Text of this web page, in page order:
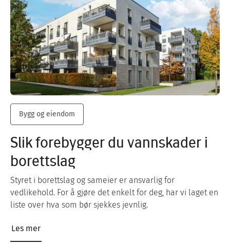
Bygg og eiendom
Slik forebygger du vannskader i
borettslag
Styret i borettslag og sameier er ansvarlig for
vedlikehold. For å gjøre det enkelt for deg, har vi laget en
liste over hva som bør sjekkes jevnlig.
Les mer